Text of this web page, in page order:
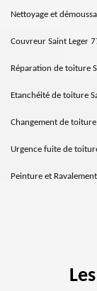
Nettoyage et
Couvreur Saint Leger
Réparation de toiture
Etanchéité de toiture
Changement de
Urgence fuite de
Peinture et